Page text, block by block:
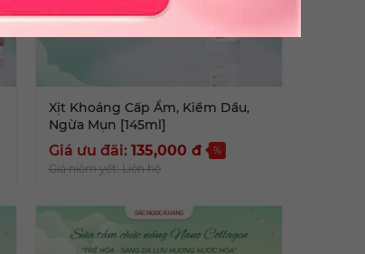
Xịt Khoáng Cấp Ẩm, Kiềm Dầu,
Ngừa Mụn [145ml]
Giá ưu đãi: 135,000 đ %
Giá niêm yết: Liên hệ